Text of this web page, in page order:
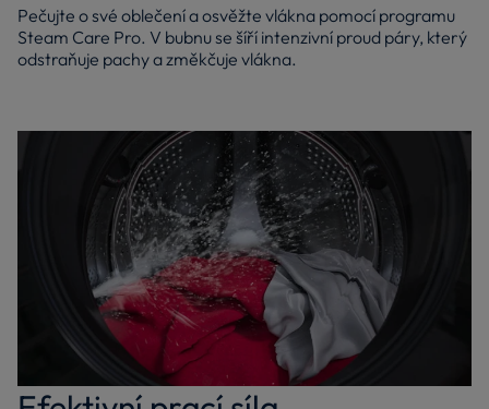
Pečujte o své oblečení a osvěžte vlákna pomocí programu
Steam Care Pro. V bubnu se šíří intenzivní proud páry, který
odstraňuje pachy a změkčuje vlákna.